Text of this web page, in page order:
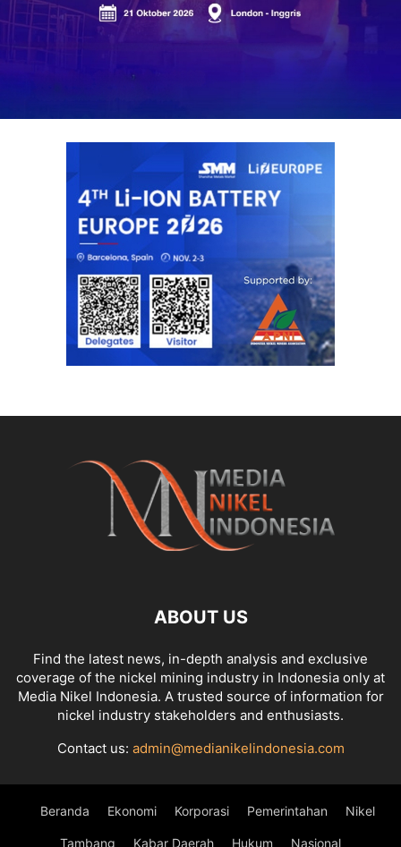
ABOUT US
Find the latest news, in-depth analysis and exclusive
coverage of the nickel mining industry in Indonesia only at
Media Nikel Indonesia. A trusted source of information for
nickel industry stakeholders and enthusiasts.
Contact us: admin@medianikelindonesia.com
Beranda Ekonomi Korporasi Pemerintahan Nikel
Tambang Kabar Daerah Hukum Nasional